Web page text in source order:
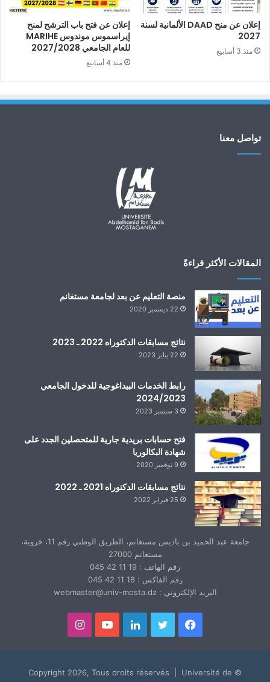
إعلان عن منح DAAD الألمانية لسنة
2027
منذ 3 أسابيع
إعلان عن فتح باب الترشح لمنح
إيراسموس موندوس MARIHE
للعام الجامعي 2027/2028
منذ 4 أسابيع
تواصل معنا
المقالات الأكثر قراءةً
منصة التعليم عن بعد لجامعة مستغانم
22 ديسمبر 2020
نتائج مسابقات الدكتوراه 2022 ـ 2023
22 يناير 2023
رابط الخدمات البيداغوجية للدخول الجامعي
2024/2023
3 سبتمبر 2023
فتح حسابات بريدية جارية للمتحصلين الجدد على
شهادة البكالوريا
9 نوفمبر 2020
نتائج مسابقات الدكتوراه 2021 ـ 2022
25 فبراير 2022
جامعة عبد الحميد بن باديس مستغانم، الطريق الوطني رقم 11، خروبة،
مستغانم 27000
رقم الهاتف : 19 11 42 045
رقم الفاكس : 18 11 42 045
البريد الإلكتروني : webmaster@univ-mosta.dz
فيسبوك تويتر لينكدإنيوتيوبانستقرام
© Copyright 2026, Tous droits réservés | Université de